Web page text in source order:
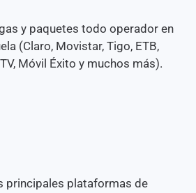
y paquetes todo operador en
(Claro, Movistar, Tigo, ETB,
Móvil Éxito y muchos más).
principales plataformas de